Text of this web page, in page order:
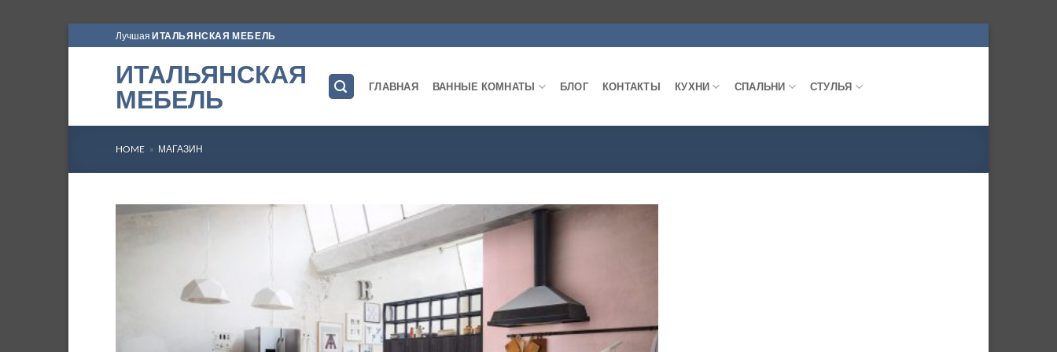
to
Лучшая ИТАЛЬЯНСКАЯ МЕБЕЛЬ
ИТАЛЬЯНСКАЯ
МЕБЕЛЬ
ГЛАВНАЯ ВАННЫЕ КОМНАТЫ БЛОГ КОНТАКТЫ КУХНИ СПАЛЬНИ СТУЛЬЯ
HOME » МАГАЗИН